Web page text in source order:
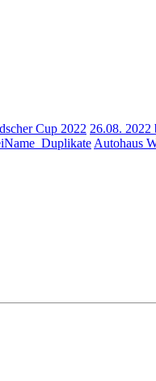
Cup 2022 26.08. 2022
Autohaus